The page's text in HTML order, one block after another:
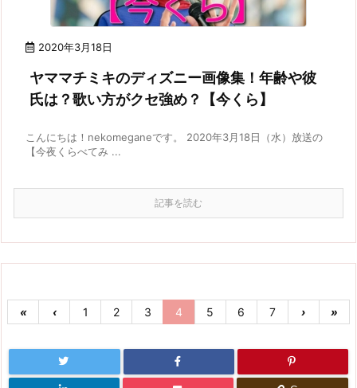
2020年3月18日
ヤママチミキのディズニー画像集！年齢や彼
氏は？歌い方がクセ強め？【今くら】
こんにちは！nekomeganeです。 2020年3月18日（水）放送の
【今夜くらべてみ ...
記事を読む
« ‹ 1 2 3 4 5 6 7 › »